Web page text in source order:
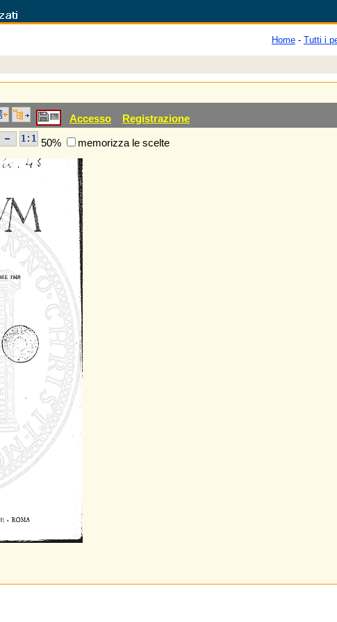
Home - Tutti i
Accesso Registrazione
50% memorizza le scelte